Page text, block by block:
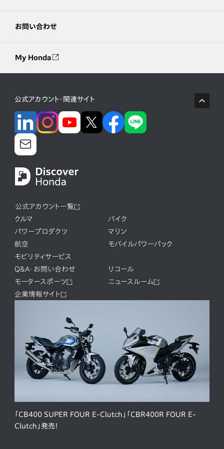
お問い合わせ
My Honda
公式アカウント・関連サイト
公式アカウント一覧
クルマ
バイク
パワープロダクツ
マリン
航空
モバイルパワーパック
モビリティサービス
Q&A・お問い合わせ
リコール
モータースポーツ
ニュースルーム
企業情報サイト
「CB400 SUPER FOUR E-Clutch」「CBR400R FOUR E-
Clutch」発売！